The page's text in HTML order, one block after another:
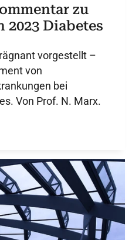
zu
Diabetes
vorgestellt –
von
bei
Von Prof. N. Marx.